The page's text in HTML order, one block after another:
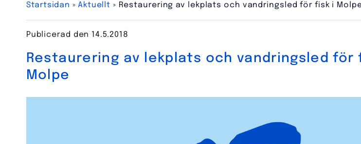
Startsidan »Aktuellt » Restaurering av lekplats och vandringsled för fisk i
Restaurering av lekplats och vandringsled för
Molpe
Publicerad den 14.5.2018